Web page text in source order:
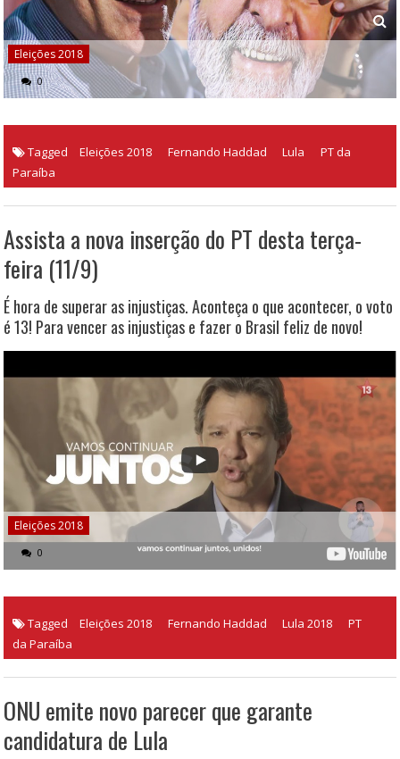
Eleições 2018
0
Tagged Eleições 2018 Fernando Haddad Lula
PT da
Paraíba
Assista a nova inserção do PT desta terça-
feira (11/9)
É hora de superar as injustiças. Aconteça o que acontecer, o voto
é 13! Para vencer as injustiças e fazer o Brasil feliz de novo!
Eleições 2018
0
Tagged Eleições 2018 Fernando Haddad Lula 2018
PT
da Paraíba
ONU emite novo parecer que garante
candidatura de Lula